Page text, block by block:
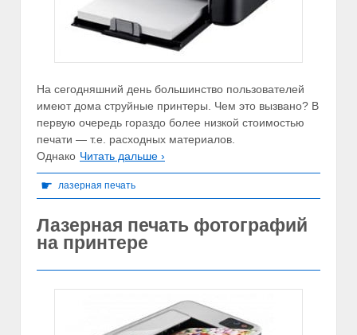
На сегодняшний день большинство пользователей
имеют дома струйные принтеры. Чем это вызвано? В
первую очередь гораздо более низкой стоимостью
печати — т.е. расходных материалов.
Однако Читать дальше ›
☛ лазерная печать
Лазерная печать фотографий
на принтере